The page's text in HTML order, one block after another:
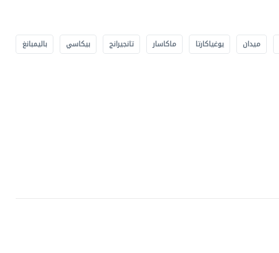
ميدان يوغياكارتا ماكاسار تانجيرانج بيكاسي باليمبانغ